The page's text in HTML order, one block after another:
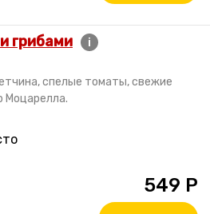
грибами i
спелые томаты, свежие
Моцарелла.
549 Р